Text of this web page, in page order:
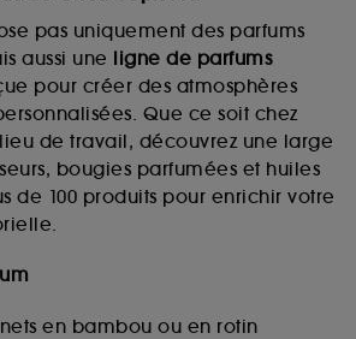
pas uniquement des parfums
aussi une ligne de parfums
pour créer des atmosphères
Que ce soit chez
de travail, découvrez une large
bougies parfumées et huiles
de 100 produits pour enrichir votre
en bambou ou en rotin